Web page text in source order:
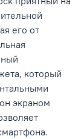
его от
который
экраном